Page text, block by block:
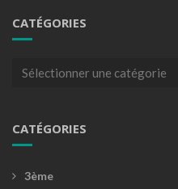
CATÉGORIES
Catégories
CATÉGORIES
3ème